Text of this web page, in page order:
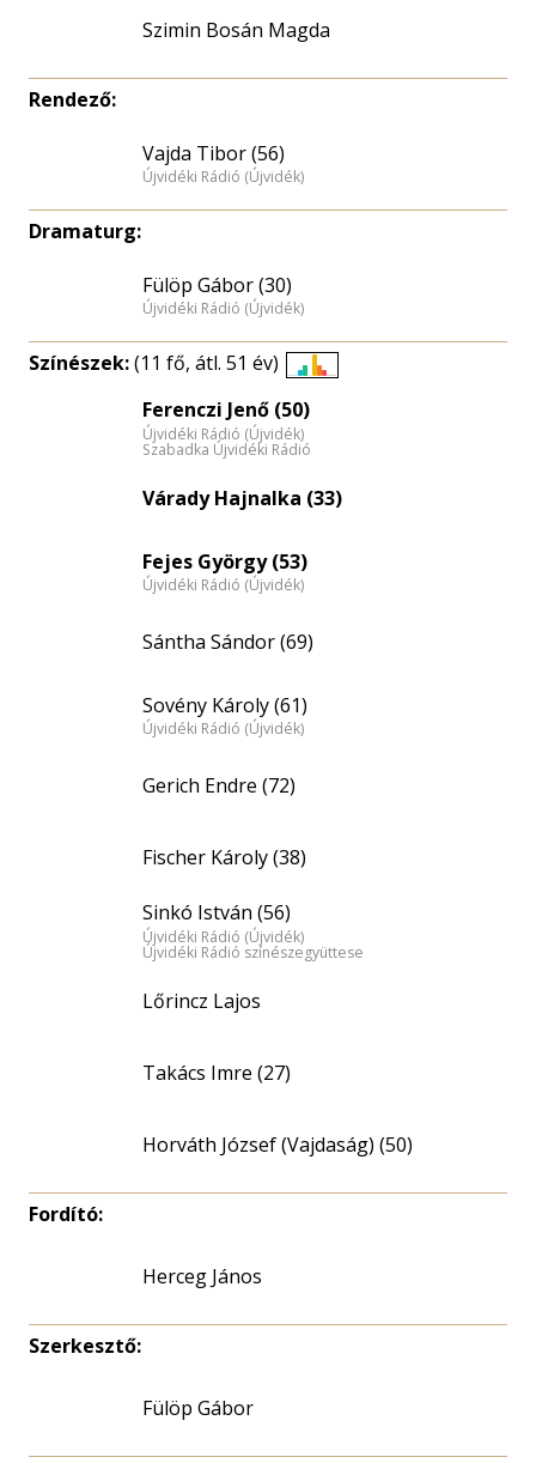
Szimin Bosán Magda
Rendező:
Vajda Tibor (56)
Újvidéki Rádió (Újvidék)
Dramaturg:
Fülöp Gábor (30)
Újvidéki Rádió (Újvidék)
Színészek:(11 fő, átl. 51 év)
Ferenczi Jenő (50)
Újvidéki Rádió (Újvidék)
Szabadka Újvidéki Rádió
Várady Hajnalka (33)
Fejes György (53)
Újvidéki Rádió (Újvidék)
Sántha Sándor (69)
Sovény Károly (61)
Újvidéki Rádió (Újvidék)
Gerich Endre (72)
Fischer Károly (38)
Sinkó István (56)
Újvidéki Rádió (Újvidék)
Újvidéki Rádió színészegyüttese
Lőrincz Lajos
Takács Imre (27)
Horváth József (Vajdaság) (50)
Fordító:
Herceg János
Szerkesztő:
Fülöp Gábor